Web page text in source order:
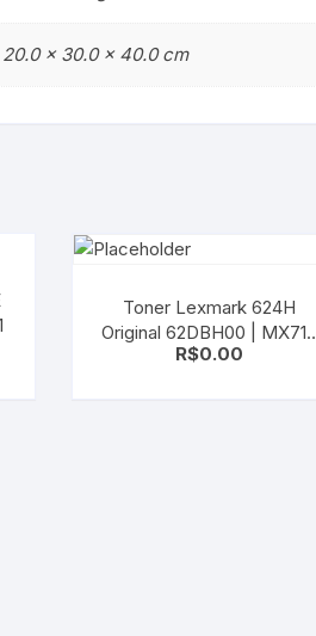
20.0 × 30.0 × 40.0 cm
Toner Lexmark 624H
Original 62DBH00 | MX710
MX711 MX810 MX811
R$0.00